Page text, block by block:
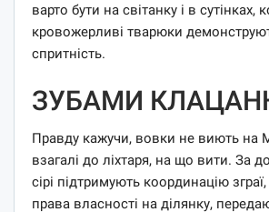
варто бути на світанку і в сутінках,
кровожерливі тварюки
спритність.
ЗУБАМИ
Правду кажучи, вовки не виють на
взагалі до ліхтаря, на що вити. За
сірі підтримують координацію
права власності на ділянку,